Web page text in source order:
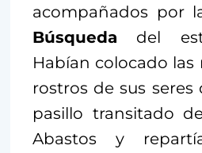
acompañados por
Búsqueda del
Habían colocado las
rostros de sus
pasillo transitado
Abastos y